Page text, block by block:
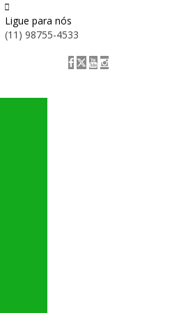
Ligue para nós
(11) 98755-4533